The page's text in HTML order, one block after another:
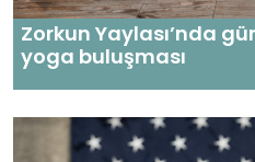
Zorkun Yaylası’nda
yoga buluşması